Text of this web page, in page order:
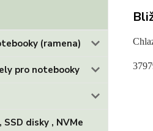
(ramena)
pro notebooky
SSD disky , NVMe